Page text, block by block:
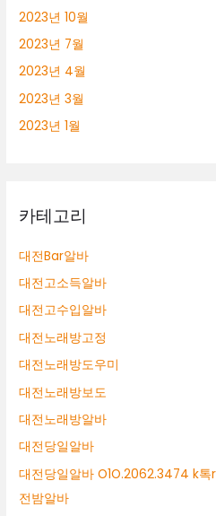
2023년 10월
2023년 7월
2023년 4월
2023년 3월
2023년 1월
카테고리
대전Bar알바
대전고소득알바
대전고수입알바
대전노래방고정
대전노래방도우미
대전노래방보도
대전노래방알바
대전당일알바
대전당일알바 O1O.2062.3474 k
전밤알바